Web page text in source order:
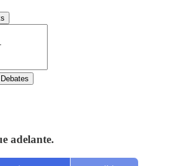
Debates
adelante.